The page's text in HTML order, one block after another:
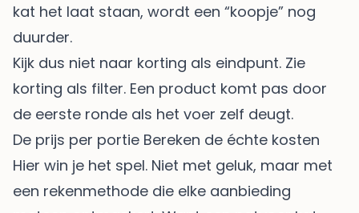
kat het laat staan, wordt een “koopje” nog
duurder.
Kijk dus niet naar korting als eindpunt. Zie
korting als filter. Een product komt pas door
de eerste ronde als het voer zelf deugt.
De prijs per portie Bereken de échte kosten
Hier win je het spel. Niet met geluk, maar met
een rekenmethode die elke aanbieding